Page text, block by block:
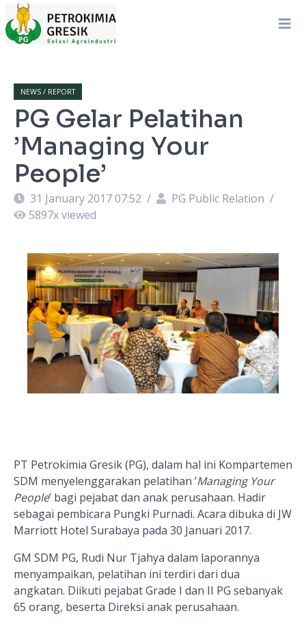
NEWS / REPORT
PG Gelar Pelatihan
’Managing Your
People’
31 January 2017 07:52 / PG Public Relation /
5897x viewed
PT Petrokimia Gresik (PG), dalam hal ini Kompartemen
SDM menyelenggarakan pelatihan ’Managing Your
People’ bagi pejabat dan anak perusahaan. Hadir
sebagai pembicara Pungki Purnadi. Acara dibuka di JW
Marriott Hotel Surabaya pada 30 Januari 2017.
GM SDM PG, Rudi Nur Tjahya dalam laporannya
menyampaikan, pelatihan ini terdiri dari dua
angkatan. Diikuti pejabat Grade I dan II PG sebanyak
65 orang, beserta Direksi anak perusahaan.